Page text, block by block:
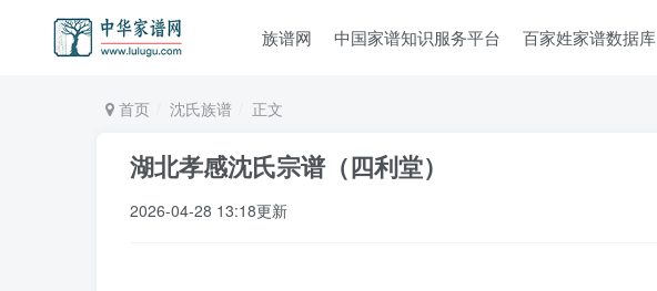
族谱网 中国家谱知识服务平台 百家姓家谱数据库
首页 沈氏族谱 正文
湖北孝感沈氏宗谱（四利堂）
2026-04-28 13:18更新